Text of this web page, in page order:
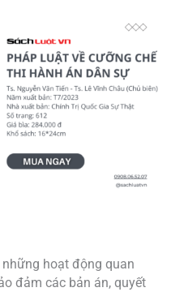
hoạt động quan
đảm các bản án, quyết